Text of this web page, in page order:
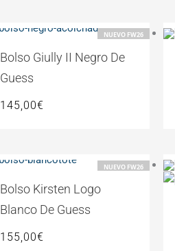
NUEVO FW26
Bolso Giully II Negro De
Guess
145,00€
NUEVO FW26
Bolso Kirsten Logo
Blanco De Guess
155,00€